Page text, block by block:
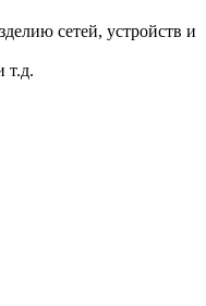
сетей, устройств и
т.д.